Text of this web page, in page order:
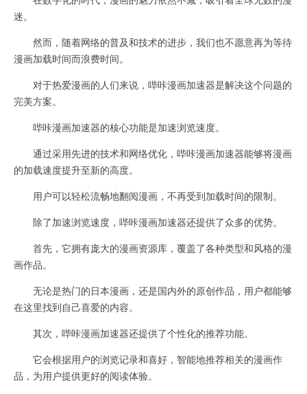
迷。
然而，随着网络的普及和技术的进步，我们也不愿意再为等待
漫画加载时间而浪费时间。
对于热爱漫画的人们来说，哔咔漫画加速器是解决这个问题的
完美方案。
哔咔漫画加速器的核心功能是加速浏览速度。
通过采用先进的技术和网络优化，哔咔漫画加速器能够将漫画
的加载速度提升至新的高度。
用户可以轻松流畅地翻阅漫画，不再受到加载时间的限制。
除了加速浏览速度，哔咔漫画加速器还提供了众多的优势。
首先，它拥有庞大的漫画资源库，覆盖了各种类型和风格的漫
画作品。
无论是热门的日本漫画，还是国内外的原创作品，用户都能够
在这里找到自己喜爱的内容。
其次，哔咔漫画加速器还提供了个性化的推荐功能。
它会根据用户的浏览记录和喜好，智能地推荐相关的漫画作
品，为用户提供更好的阅读体验。